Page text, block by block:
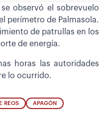
observó el sobrevuelo
perímetro de Palmasola.
de patrullas en los
de energía.
horas las autoridades
lo ocurrido.
REOS APAGÓN